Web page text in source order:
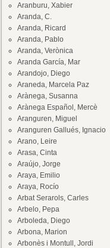
Aranburu, Xabier
Aranda, C.
Aranda, Ricard
Aranda, Pablo
Aranda, Verònica
Aranda García, Mar
Arandojo, Diego
Araneda, Marcela Paz
Arànega, Susanna
Arànega Español, Mercè
Aranguren, Miguel
Aranguren Gallués, Ignacio
Arano, Leire
Arasa, Cinta
Araújo, Jorge
Araya, Emilio
Araya, Rocío
Arbat Serarols, Carles
Arbelo, Pepa
Arboleda, Diego
Arbona, Marion
Arbonès i Montull, Jordi